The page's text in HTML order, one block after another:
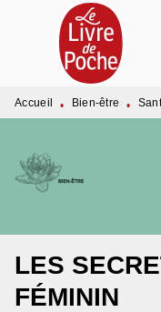
MENU
PIED DE PAGE
Accueil • Bien-être •
LES
FÉMININ